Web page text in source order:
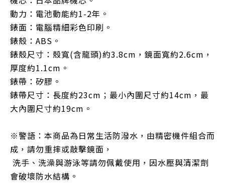
動力：電池動能約1-2年。
錶面：電腦精細彩色印刷。
錶殼：ABS。
錶殼尺寸：殼寬(含龍頭)約3.8cm，鏡面寬約2.6cm，
厚度約1.1cm。
錶帶：矽膠。
錶帶尺寸： 長度約23cm；最小內圍尺寸約14cm，最
大內圍尺寸約19cm。
※警語：本商品為日常生活防潑水，由精密機件組合而
成，請勿重摔或敲擊鏡面，
洗手、洗澡與游泳等請勿佩戴使用，因水壓與清潔劑
會破壞防水結構。